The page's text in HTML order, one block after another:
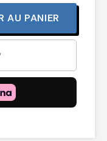
AU PANIER